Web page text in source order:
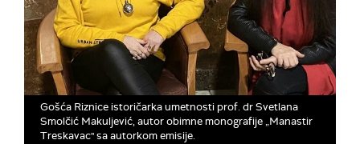
Gošća Riznice istoričarka umetnosti prof. dr Svetlana
Smolčić Makuljević, autor obimne monografije „Manastir
Treskavac" sa autorkom emisije.